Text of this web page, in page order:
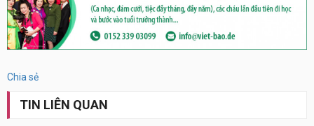
cả
Chia sẻ
TIN LIÊN QUAN